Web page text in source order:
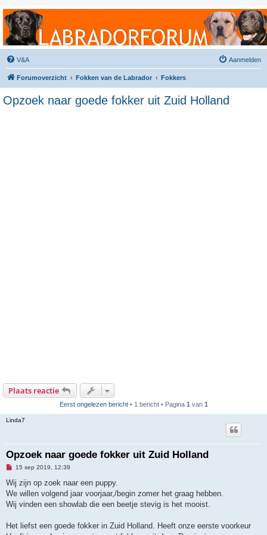
Labradorforum
Het gezelligste Labradorforum van Nederland en België!
V&A Aanmelden
Forumoverzicht Fokken van de Labrador Fokkers
Opzoek naar goede fokker uit Zuid Holland
Plaats reactie
Eerst ongelezen bericht• 1 bericht • Pagina 1 van 1
Linda7
Opzoek naar goede fokker uit Zuid Holland
O
g
e
l
e
z
n
15 sep 2019, 12:39
Wij zijn op zoek naar een puppy.
We willen volgend jaar voorjaar,/begin zomer het graag hebben.
Wij vinden een showlab die een beetje stevig is het mooist.
Het liefst een goede fokker in Zuid Holland. Heeft onze eerste voorkeur